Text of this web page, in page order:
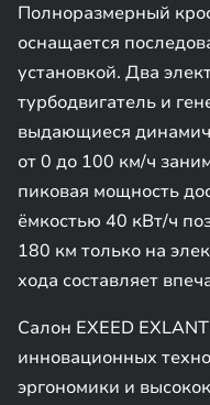
Полноразмерный
оснащается
установкой. Два
турбодвигатель и
выдающиеся
от 0 до 100 км/ч
пиковая мощность
ёмкостью 40 кВт/ч
180 км только на
хода составляет
Салон EXEED
инновационных
эргономики и